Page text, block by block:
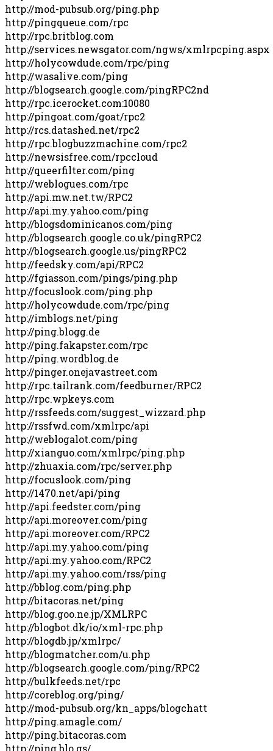
http://mod-pubsub.org/ping.php
http://pingqueue.com/rpc
http://rpc.britblog.com
http://services.newsgator.com/ngws/xmlrpcping.aspx
http://holycowdude.com/rpc/ping
http://wasalive.com/ping
http://blogsearch.google.com/pingRPC2nd
http://rpc.icerocket.com:10080
http://pingoat.com/goat/rpc2
http://rcs.datashed.net/rpc2
http://rpc.blogbuzzmachine.com/rpc2
http://newsisfree.com/rpccloud
http://queerfilter.com/ping
http://weblogues.com/rpc
http://api.mw.net.tw/RPC2
http://api.my.yahoo.com/ping
http://blogsdominicanos.com/ping
http://blogsearch.google.co.uk/pingRPC2
http://blogsearch.google.us/pingRPC2
http://feedsky.com/api/RPC2
http://fgiasson.com/pings/ping.php
http://focuslook.com/ping.php
http://holycowdude.com/rpc/ping
http://imblogs.net/ping
http://ping.blogg.de
http://ping.fakapster.com/rpc
http://ping.wordblog.de
http://pinger.onejavastreet.com
http://rpc.tailrank.com/feedburner/RPC2
http://rpc.wpkeys.com
http://rssfeeds.com/suggest_wizzard.php
http://rssfwd.com/xmlrpc/api
http://weblogalot.com/ping
http://xianguo.com/xmlrpc/ping.php
http://zhuaxia.com/rpc/server.php
http://focuslook.com/ping
http://1470.net/api/ping
http://api.feedster.com/ping
http://api.moreover.com/ping
http://api.moreover.com/RPC2
http://api.my.yahoo.com/ping
http://api.my.yahoo.com/RPC2
http://api.my.yahoo.com/rss/ping
http://bblog.com/ping.php
http://bitacoras.net/ping
http://blog.goo.ne.jp/XMLRPC
http://blogbot.dk/io/xml-rpc.php
http://blogdb.jp/xmlrpc/
http://blogmatcher.com/u.php
http://blogsearch.google.com/ping/RPC2
http://bulkfeeds.net/rpc
http://coreblog.org/ping/
http://mod-pubsub.org/kn_apps/blogchatt
http://ping.amagle.com/
http://ping.bitacoras.com
http://ping.blo.gs/